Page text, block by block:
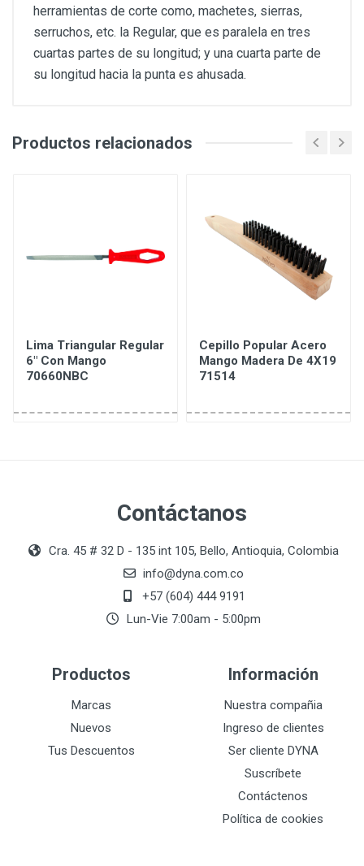
herramientas de corte como, machetes, sierras,
serruchos, etc. la Regular, que es paralela en tres
cuartas partes de su longitud; y una cuarta parte de
su longitud hacia la punta es ahusada.
Productos relacionados
Lima Triangular Regular
6" Con Mango
70660NBC
Cepillo Popular Acero
Mango Madera De 4X19
71514
Contáctanos
Cra. 45 # 32 D - 135 int 105, Bello, Antioquia, Colombia
info@dyna.com.co
+57 (604) 444 9191
Lun-Vie 7:00am - 5:00pm
Productos
Marcas
Nuevos
Tus Descuentos
Información
Nuestra compañia
Ingreso de clientes
Ser cliente DYNA
Suscríbete
Contáctenos
Política de cookies